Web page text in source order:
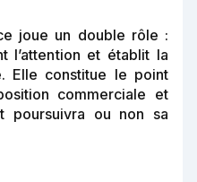
joue un double rôle :
l’attention et établit la
Elle constitue le point
commerciale et
poursuivra ou non sa